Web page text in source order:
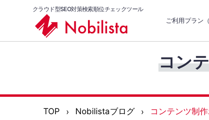
クラウド型SEO対策検索順位チェックツール
ご利用プラン（
コン
TOP Nobilistaブログ コンテンツ制